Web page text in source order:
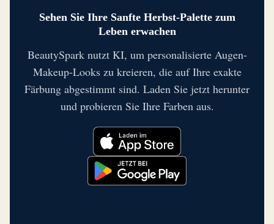
Sehen Sie Ihre Sanfte Herbst-Palette zum
Leben erwachen
BeautySpark nutzt KI, um personalisierte Augen-
Makeup-Looks zu kreieren, die auf Ihre exakte
Färbung abgestimmt sind. Laden Sie jetzt herunter
und probieren Sie Ihre Farben aus.